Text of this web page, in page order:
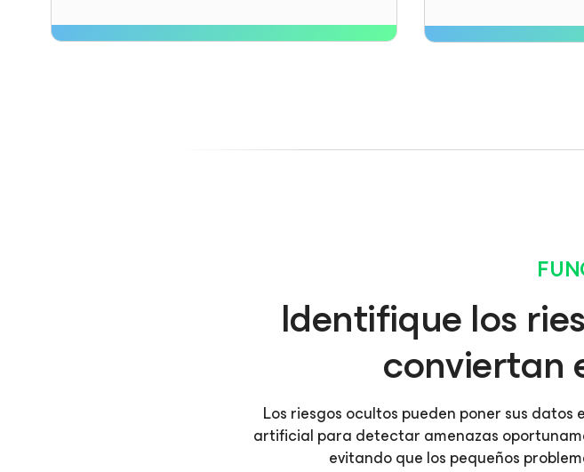
Identifique los
conviertan
Los riesgos ocultos pueden poner sus
artificial para detectar amenazas
evitando que los pequeños